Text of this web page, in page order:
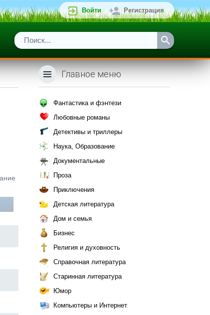
Войти Регистрация
Главное меню
Фантастика и фэнтези
Любовные романы
Детективы и триллеры
Наука, Образование
Документальные
Проза
Приключения
Детская литература
Дом и семья
Бизнес
Религия и духовность
Справочная литература
Старинная литература
Юмор
Компьютеры и Интернет